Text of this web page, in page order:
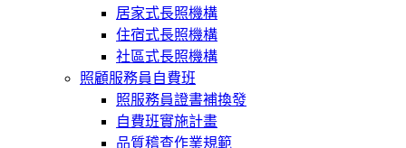
居家式長照機構
住宿式長照機構
社區式長照機構
照顧服務員自費班
照服務員證書補換發
自費班實施計畫
品質稽查作業規範